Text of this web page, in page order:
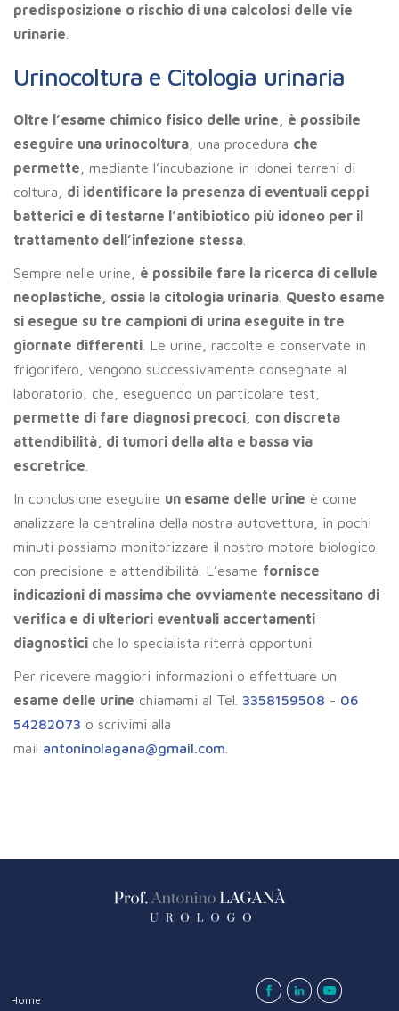
predisposizione o rischio di una calcolosi delle vie
urinarie
Urinocoltura e Citologia urinaria
Oltre l’esame chimico fisico delle urine, è possibile
eseguire una urinocoltura , una procedura che
permette , mediante l’incubazione in idonei terreni di
coltura, di identificare la presenza di eventuali ceppi
batterici e di testarne l’antibiotico più idoneo per il
trattamento dell’infezione stessa
Sempre nelle urine, è possibile fare la ricerca di cellule
neoplastiche, ossia la citologia urinaria Questo esame
si esegue su tre campioni di urina eseguite in tre
giornate differenti . Le urine, raccolte e conservate in
frigorifero, vengono successivamente consegnate al
laboratorio, che, eseguendo un particolare test,
permette di fare diagnosi precoci, con discreta
attendibilità, di tumori della alta e bassa via
escretrice
In conclusione eseguire un esame delle urine è come
analizzare la centralina della nostra autovettura, in pochi
minuti possiamo monitorizzare il nostro motore biologico
con precisione e attendibilità. L’esame fornisce
indicazioni di massima che ovviamente necessitano di
verifica e di ulteriori eventuali accertamenti
diagnostici che lo specialista riterrà opportuni.
Per ricevere maggiori informazioni o effettuare un
esame delle urine chiamami al Tel. 3358159508 - 06
54282073 o scrivimi alla
mail antoninolagana@gmail.com
Home